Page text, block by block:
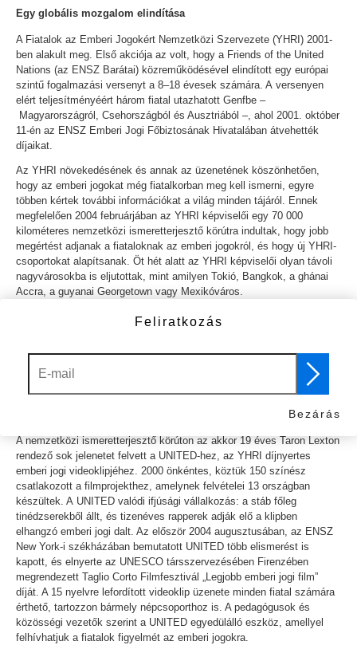
Egy globális mozgalom elindítása
A Fiatalok az Emberi Jogokért Nemzetközi Szervezete (YHRI) 2001-
ben alakult meg. Első akciója az volt, hogy a Friends of the United
Nations (az ENSZ Barátai) közreműködésével elindított egy európai
szintű fogalmazási versenyt a 8–18 évesek számára. A versenyen
elért teljesítményéért három fiatal utazhatott Genfbe –
Magyarországról, Csehországból és Ausztriából –, ahol 2001. október
11-én az ENSZ Emberi Jogi Főbiztosának Hivatalában átvehették
díjaikat.
Az YHRI növekedésének és annak az üzenetének köszönhetően,
hogy az emberi jogokat még fiatalkorban meg kell ismerni, egyre
többen kértek további információkat a világ minden tájáról. Ennek
megfelelően 2004 februárjában az YHRI képviselői egy 70 000
kilométeres nemzetközi ismeretterjesztő körútra indultak, hogy jobb
megértést adjanak a fiataloknak az emberi jogokról, és hogy új YHRI-
csoportokat alapítsanak. Öt hét alatt az YHRI képviselői olyan távoli
nagyvárosokba is eljutottak, mint amilyen Tokió, Bangkok, a ghánai
Accra, a guyanai Georgetown vagy Mexikóváros.
Az út során magas rangú kormánytisztviselőkkel találkoztak, helyi
gyerekeket, hogy írjanak rövid fogalmazást arról, hogy mit értettek
meg az emberi jogokról.
A nemzetközi ismeretterjesztő körúton az akkor 19 éves Taron Lexton
rendező sok jelenetet felvett a UNITED-hez, az YHRI díjnyertes
emberi jogi videoklipjéhez. 2000 önkéntes, köztük 150 színész
csatlakozott a filmprojekthez, amelynek felvételei 13 országban
készültek. A UNITED valódi ifjúsági vállalkozás: a stáb főleg
tinédzserekből állt, és tizenéves rapperek adják elő a klipben
elhangzó emberi jogi dalt. Az először 2004 augusztusában, az ENSZ
New York-i székházában bemutatott UNITED több elismerést is
kapott, és elnyerte az UNESCO társszervezésében Firenzében
megrendezett Taglio Corto Filmfesztivál „Legjobb emberi jogi film”
díját. A 15 nyelvre lefordított videoklip üzenete minden fiatal számára
érthető, tartozzon bármely népcsoporthoz is. A pedagógusok és
közösségi vezetők szerint a UNITED egyedülálló eszköz, amellyel
felhívhatjuk a fiatalok figyelmét az emberi jogokra.
Feliratkozás
Bezárás